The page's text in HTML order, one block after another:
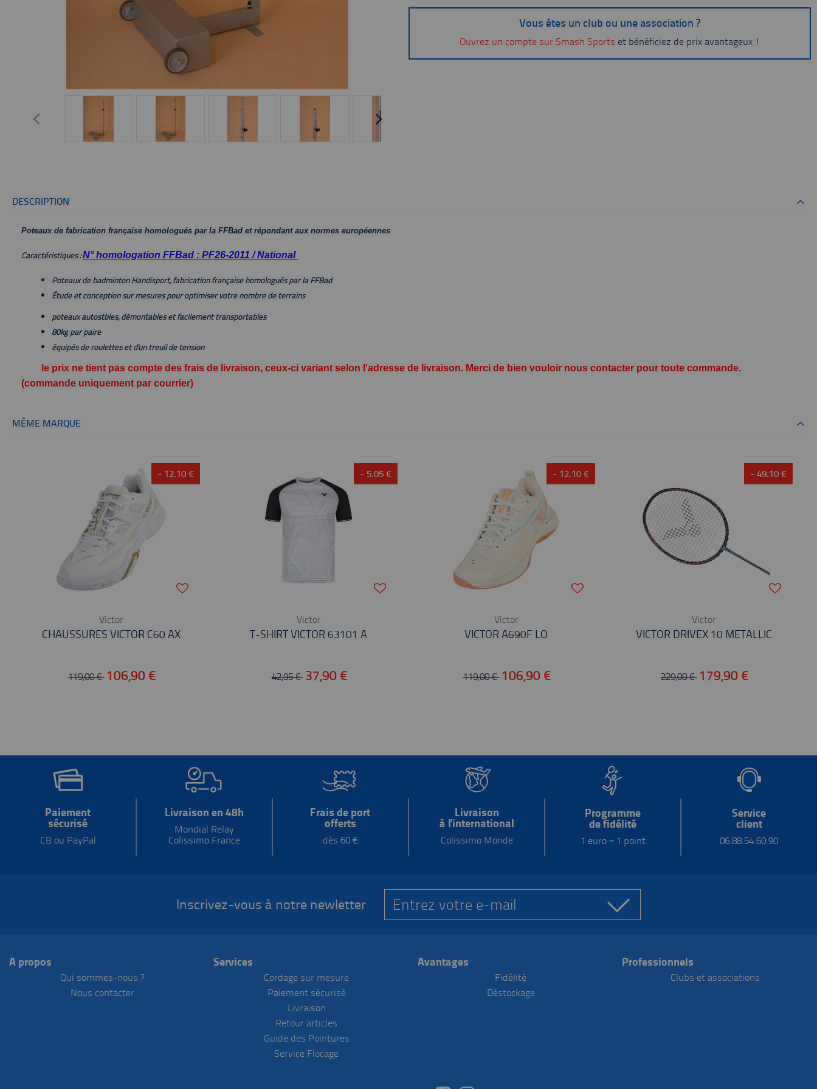
Vous êtes un club ou une association ?
Ouvrez un compte sur Smash Sports et bénéficiez de prix avantageux !
DESCRIPTION
Poteaux de fabrication française homologués par la FFBad et répondant aux normes européennes
Caractéristiques :N° homologation FFBad : PF26-2011 / National
Poteaux de badminton Handisport, fabrication française homologués par la FFBad
Étude et conception sur mesures pour optimiser votre nombre de terrains
poteaux autostbles, démontables et facilement transportables
80kg par paire
équipés de roulettes et d'un treuil de tension
le prix ne tient pas compte des frais de livraison, ceux-ci variant selon l'adresse de livraison. Merci de bien vouloir nous contacter pour toute commande.
(commande uniquement par courrier)
MÊME MARQUE
- 12.10 €
Victor
CHAUSSURES VICTOR C60 AX
119,00 € 106,90 €
- 5.05 €
Victor
T-SHIRT VICTOR 63101 A
42,95 € 37,90 €
- 12.10 €
Victor
VICTOR A690F LO
119,00 € 106,90 €
- 49.10 €
Victor
VICTOR DRIVEX 10 METALLIC
229,00 € 179,90 €
Paiement
sécurisé
CB ou PayPal
Livraison en 48h
Mondial Relay
Colissimo France
Frais de port
offerts
dès 60 €
Livraison
à l'international
Colissimo Monde
Programme
de fidélité
1 euro = 1 point
Service
client
06.88.54.60.90
Inscrivez-vous à notre newletter
A propos
Qui sommes-nous ?
Nous contacter
Services
Cordage sur mesure
Paiement sécurisé
Livraison
Retour articles
Guide des Pointures
Service Flocage
Avantages
Fidélité
Déstockage
Professionnels
Clubs et associations